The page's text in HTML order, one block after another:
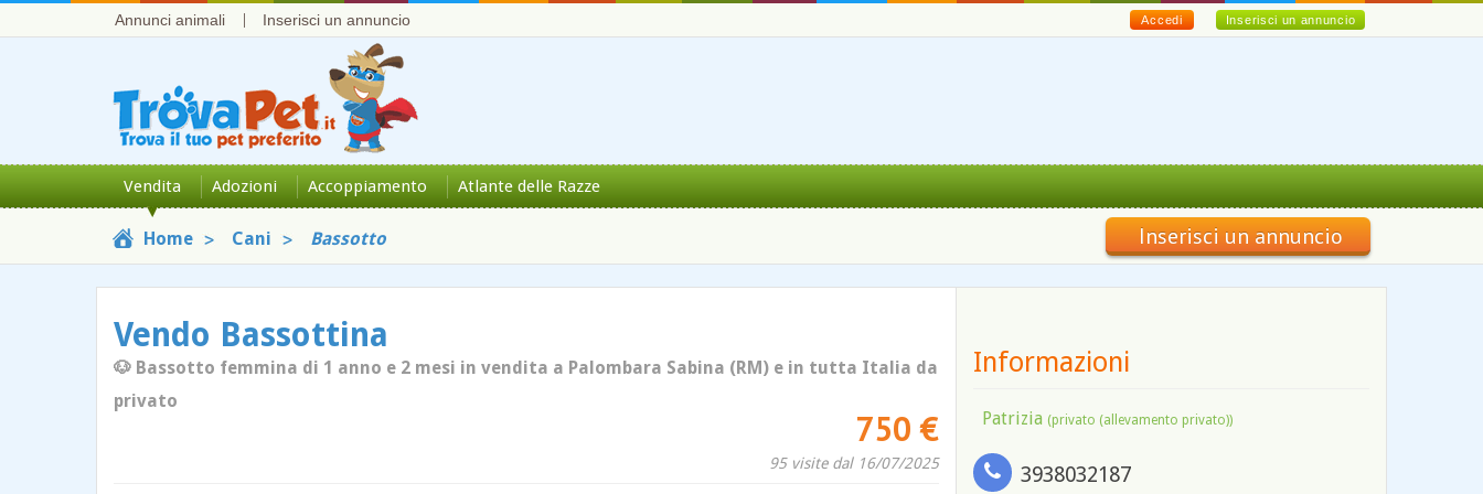
Annunci animali Inserisci un annuncio Inserisci un annuncio
Accedi
Vendita Adozioni Accoppiamento Atlante delle Razze
Home Cani Bassotto Inserisci un annuncio
Vendo Bassottina
🐶 Bassotto femmina di 1 anno e 2 mesi in vendita a Palombara Sabina (RM) e in tutta Italia da
privato
750 €
95 visite dal 16/07/2025
Informazioni
Patrizia (privato (allevamento privato))
3938032187